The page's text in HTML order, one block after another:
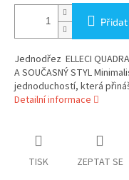
Jednodřez ELLECI
A SOUČASNÝ STYL
jednoduchostí, která
Detailní informace
TISK ZEPTAT SE